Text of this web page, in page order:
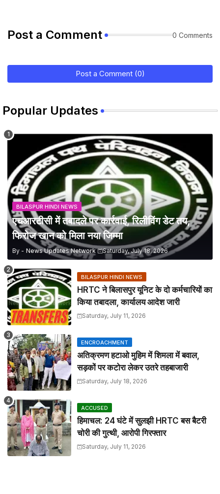
Post a Comment 0 Comments
Post a Comment (0)
Popular Updates
BILASPUR HINDI NEWS
एचआरटीसी में तबादले पर कार्रवाई, रिलीविंग डेट तय,
फिरोज खान को मिला नया जिम्मा
By - News Updates Network Saturday, July 18, 2026
BILASPUR HINDI NEWS
HRTC ने बिलासपुर यूनिट के दो कर्मचारियों का
किया तबादला, कार्यालय आदेश जारी
Saturday, July 11, 2026
ENCROACHMENT
अतिक्रमण हटाओ मुहिम में शिमला में बवाल,
सड़कों पर कटोरा लेकर उतरे तहबाजारी
Saturday, July 18, 2026
ACCUSED
हिमाचल: 24 घंटे में सुलझी HRTC बस बैटरी
चोरी की गुत्थी, आरोपी गिरफ्तार
Saturday, July 11, 2026